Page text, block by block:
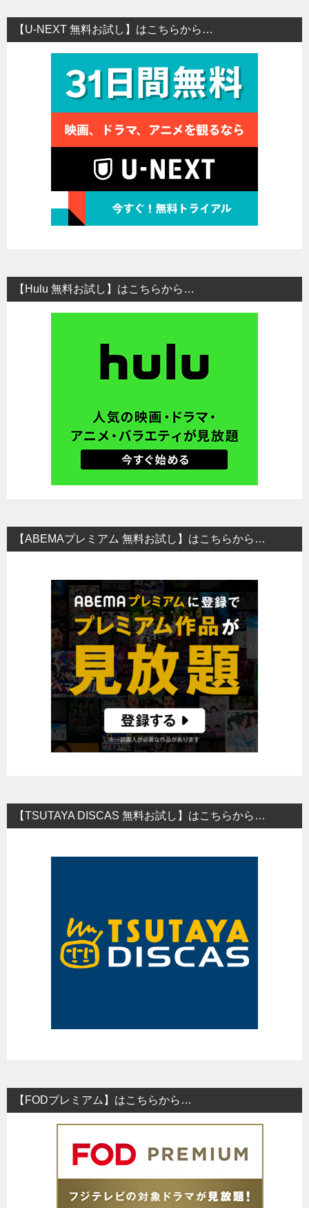
【U-NEXT 無料お試し】はこちらから…
【Hulu 無料お試し】はこちらから…
【ABEMAプレミアム 無料お試し】はこちらから…
【TSUTAYA DISCAS 無料お試し】はこちらから…
【FODプレミアム】はこちらから…